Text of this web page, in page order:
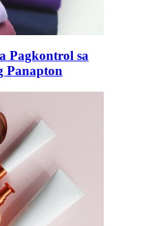
Pagkontrol sa
Panapton